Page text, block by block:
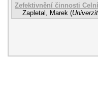
Zefektivnění činnosti
Zapletal, Marek (